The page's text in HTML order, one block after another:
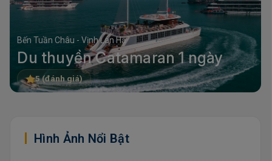
Bến Tuần Châu - Vịnh Lan Hạ
Du thuyền Catamaran 1 ngày
5 (đánh giá)
Hình Ảnh Nổi Bật